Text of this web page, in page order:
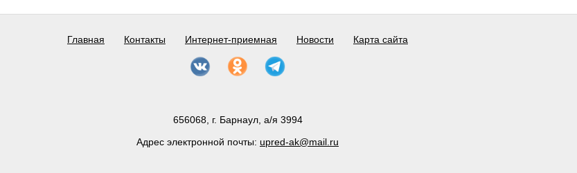
Главная Контакты Интернет-приемная Новости Карта сайта
656068, г. Барнаул, а/я 3994
Адрес электронной почты: upred-ak@mail.ru